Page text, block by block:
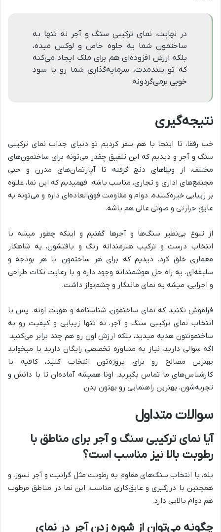
در نهایت، نمای ترکیبی سنگ و آجر نه تنها به
ساختمون شما یه جلوه خاص و لوکس میده،
بلکه ارزش افزوده‌ای هم برای ملک ایجاد می‌کنه
که تو بلندمدت، سرمایه‌گذاری شما رو با سود
خوبی برمی‌گردونه.
نتیجه‌گیری
خب رفقا، تا اینجا با هم سفر کردیم تو دنیای جذاب نمای ترکیبی
سنگ و آجر و دیدیم که این تلفیق چقدر می‌تونه برای ساختمون‌های
مختلف، از ویلاهای دنج گرفته تا آپارتمان‌های مدرن و حتی
مجتمع‌های اداری و تجاری، مناسب باشه. فهمیدیم که این نما، علاوه
بر زیبایی خیره‌کننده، دوام و مقاومت فوق‌العاده‌ای داره و می‌تونه یه
عایق حرارتی و صوتی عالی هم باشه.
از تنوع بی‌نظیر سنگ‌ها و آجرها گفتیم و اینکه چطور میشه با
انتخاب درست و ترکیب هنرمندانه رنگ و بافتشون، یه شاهکار
معماری خلق کرد. دیدیم که برای هر ساختمون، با هر بودجه و
سلیقه‌ای، یه راه حل هوشمندانه وجود داره و با رعایت نکات طراحی
و اجرایی، میشه یه نمای ماندگار و چشم‌نواز داشت.
فراموش نکنید که نمای ساختمون، شناسنامه و هویت اونه. پس با
انتخاب نمای ترکیبی سنگ و آجر، نه تنها زیبایی و کیفیت رو به
ساختمونتون هدیه میدید، بلکه ارزش اون رو هم چند برابر می‌کنید.
اگه سوالی دارید، نیاز به مشاوره تخصصی رایگان دارید یا میخواید
بهترین مصالح رو برای پروژه‌تون انتخاب کنید، کافیه با
کارشناس‌های ما تماس بگیرید. اونا همیشه آماده‌ان تا با دانش و
تجربه‌شون، بهترین راهنمایی رو بهتون بدن.
سوالات متداول
آیا نمای ترکیبی سنگ و آجر برای مناطق با
رطوبت بالا نیز مناسب است؟
بله، با انتخاب سنگ‌های مقاوم به رطوبت مثل گرانیت و آجر نسوز، و
همچنین با درزگیری و عایق‌کاری مناسب، این نما در مناطق مرطوب
هم دوام بالایی دارد.
چگونه می‌توان از شوره زدن آجر در نمای